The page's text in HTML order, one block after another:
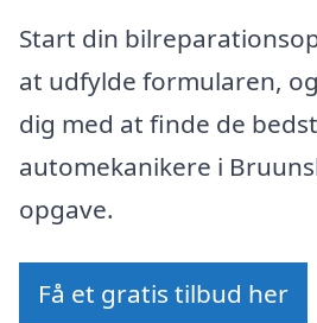
Start din
at udfylde formularen,
dig med at finde de
automekanikere i
opgave.
Få et gratis tilbud her